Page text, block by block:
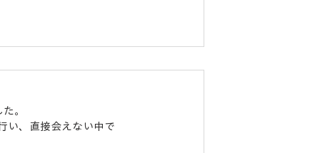
。
い、直接会えない中で